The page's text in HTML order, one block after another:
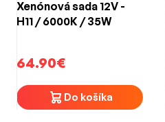
Xenónová sada 12V -
H11 / 6000K / 35W
64.90€
Do košíka